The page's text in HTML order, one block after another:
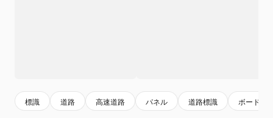
標識 道路 高速道路 パネル 道路標識 ボード